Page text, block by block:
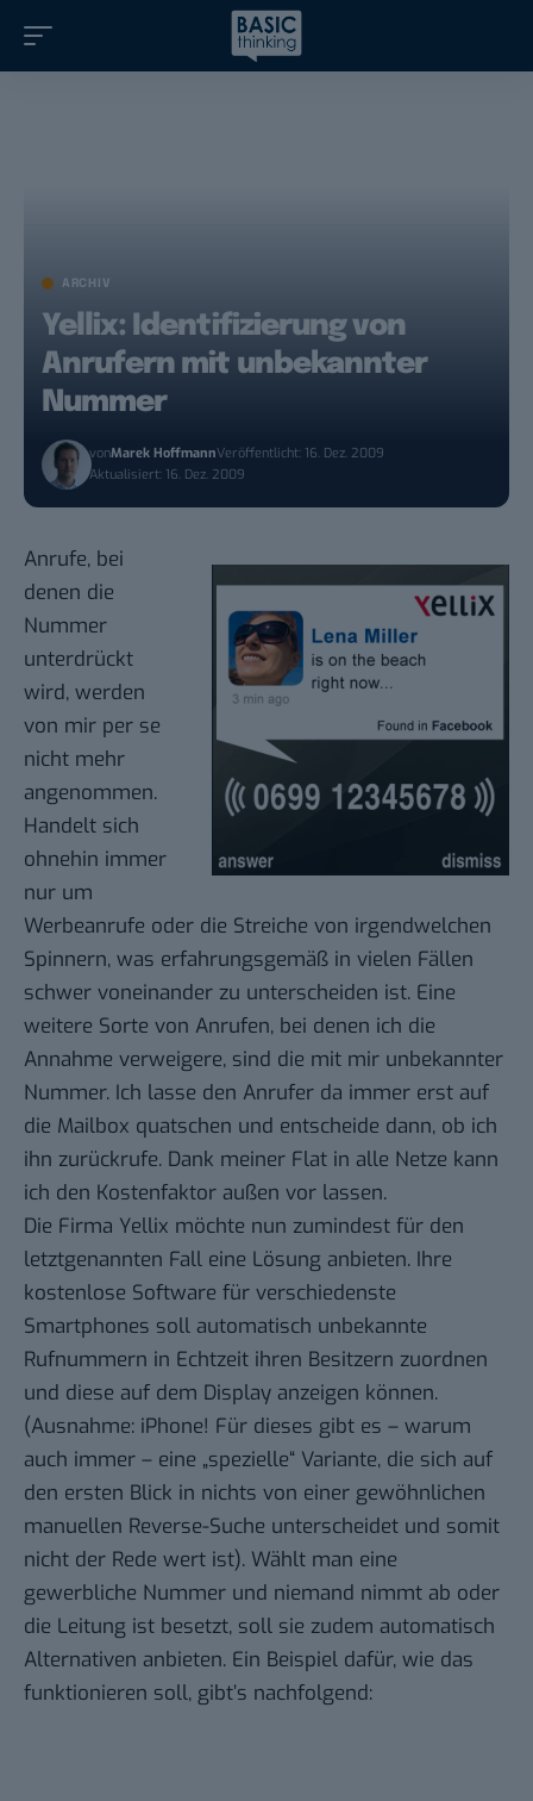
ARCHIV
Yellix: Identifizierung von
Anrufern mit unbekannter
Nummer
vonMarek HoffmannVeröffentlicht: 16. Dez. 2009
Aktualisiert: 16. Dez. 2009
Anrufe, bei
denen die
Nummer
unterdrückt
wird, werden
von mir per se
nicht mehr
angenommen.
Handelt sich
ohnehin immer
nur um
Werbeanrufe oder die Streiche von irgendwelchen
Spinnern, was erfahrungsgemäß in vielen Fällen
schwer voneinander zu unterscheiden ist. Eine
weitere Sorte von Anrufen, bei denen ich die
Annahme verweigere, sind die mit mir unbekannter
Nummer. Ich lasse den Anrufer da immer erst auf
die Mailbox quatschen und entscheide dann, ob ich
ihn zurückrufe. Dank meiner Flat in alle Netze kann
ich den Kostenfaktor außen vor lassen.
Die Firma Yellix möchte nun zumindest für den
letztgenannten Fall eine Lösung anbieten. Ihre
kostenlose Software für verschiedenste
Smartphones soll automatisch unbekannte
Rufnummern in Echtzeit ihren Besitzern zuordnen
und diese auf dem Display anzeigen können.
(Ausnahme: iPhone! Für dieses gibt es – warum
auch immer – eine „spezielle“ Variante, die sich auf
den ersten Blick in nichts von einer gewöhnlichen
manuellen Reverse-Suche unterscheidet und somit
nicht der Rede wert ist). Wählt man eine
gewerbliche Nummer und niemand nimmt ab oder
die Leitung ist besetzt, soll sie zudem automatisch
Alternativen anbieten. Ein Beispiel dafür, wie das
funktionieren soll, gibt’s nachfolgend: